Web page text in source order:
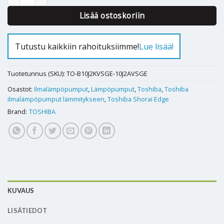
Lisää ostoskoriin
Tutustu kaikkiin rahoituksiimme!Lue lisää!
Tuotetunnus (SKU): TO-B10J2KVSGE-10J2AVSGE
Osastot: Ilmalämpöpumput Lämpöpumput Toshiba Toshiba
ilmalämpöpumput lämmitykseen Toshiba Shorai Edge
Brand: TOSHIBA
KUVAUS
LISÄTIEDOT